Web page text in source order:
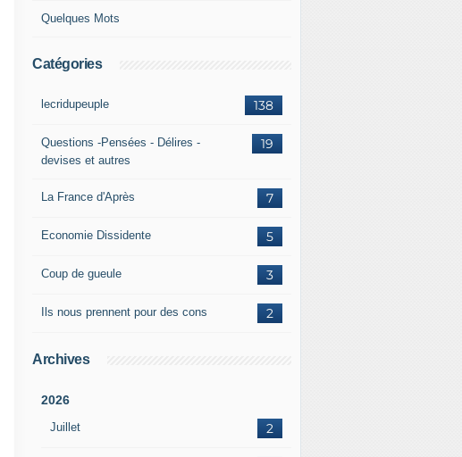
Quelques Mots
Catégories
138
lecridupeuple
19
Questions -Pensées - Délires -
devises et autres
7
La France d'Après
5
Economie Dissidente
3
Coup de gueule
2
Ils nous prennent pour des cons
Archives
2026
Juillet 2